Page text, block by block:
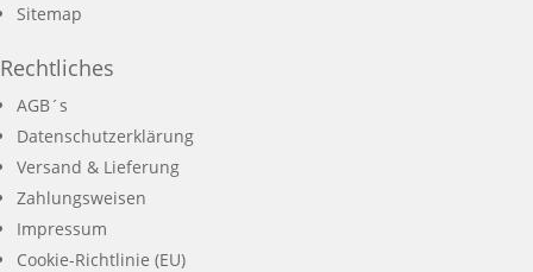
Sitemap
Rechtliches
AGB´s
Datenschutzerklärung
Versand & Lieferung
Zahlungsweisen
Impressum
Cookie-Richtlinie (EU)